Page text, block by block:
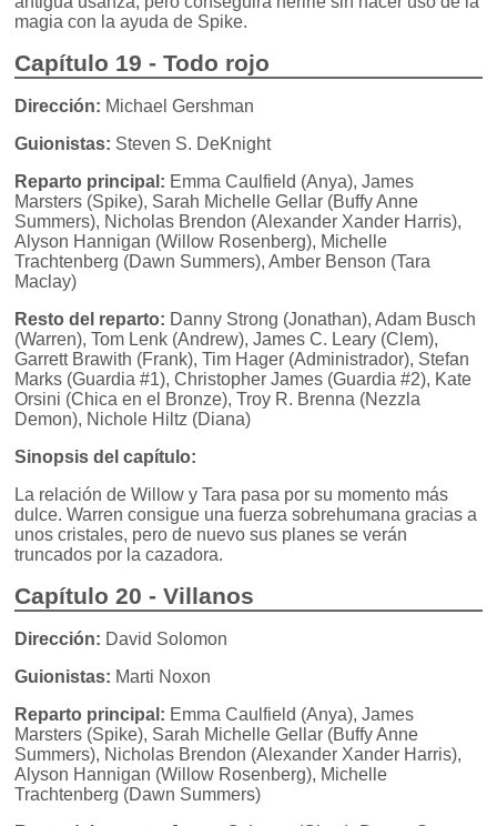
magia con la ayuda de Spike.
Capítulo 19 - Todo rojo
Dirección: Michael Gershman
Guionistas: Steven S. DeKnight
Reparto principal: Emma Caulfield (Anya), James
Marsters (Spike), Sarah Michelle Gellar (Buffy Anne
Summers), Nicholas Brendon (Alexander Xander Harris),
Alyson Hannigan (Willow Rosenberg), Michelle
Trachtenberg (Dawn Summers), Amber Benson (Tara
Maclay)
Resto del reparto: Danny Strong (Jonathan), Adam Busch
(Warren), Tom Lenk (Andrew), James C. Leary (Clem),
Garrett Brawith (Frank), Tim Hager (Administrador), Stefan
Marks (Guardia #1), Christopher James (Guardia #2), Kate
Orsini (Chica en el Bronze), Troy R. Brenna (Nezzla
Demon), Nichole Hiltz (Diana)
Sinopsis del capítulo:
La relación de Willow y Tara pasa por su momento más
dulce. Warren consigue una fuerza sobrehumana gracias a
unos cristales, pero de nuevo sus planes se verán
truncados por la cazadora.
Capítulo 20 - Villanos
Dirección: David Solomon
Guionistas: Marti Noxon
Reparto principal: Emma Caulfield (Anya), James
Marsters (Spike), Sarah Michelle Gellar (Buffy Anne
Summers), Nicholas Brendon (Alexander Xander Harris),
Alyson Hannigan (Willow Rosenberg), Michelle
Trachtenberg (Dawn Summers)